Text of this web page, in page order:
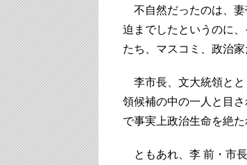
不自然だったのは、妻
迫までしたというのに
たち、マスコミ、政治
李市長、文大統領とと
領候補の中の一人と目
で事実上政治生命を絶
ともあれ、李 前・市